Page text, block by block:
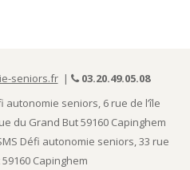
seniors.fr|
03.20.49.05.08
autonomie seniors, 6 rue de l’île
du Grand But 59160 Capinghem
Défi autonomie seniors, 33 rue
Capinghem